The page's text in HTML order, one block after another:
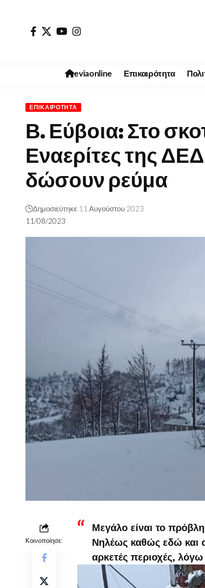
eviaonline Επικαιρότητα
ΕΠΙΚΑΙΡΌΤΗΤΑ
Β. Εύβοια: Στο
Εναερίτες της
δώσουν ρεύμα
11/08/2023
Δημοσιεύτηκε 11 Αυγούστου 2023
Κοινοποίησε:
Μεγάλο είναι το
Νηλέως καθώς εδώ και
αρκετές περιοχές,